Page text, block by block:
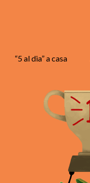
“5 al dia” a casa